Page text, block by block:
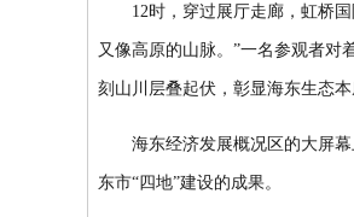
12时，穿过展厅走廊，虹桥国
又像高原的山脉。”一名参观者对
刻山川层叠起伏，彰显海东生态本
海东经济发展概况区的大屏幕
东市“四地”建设的成果。